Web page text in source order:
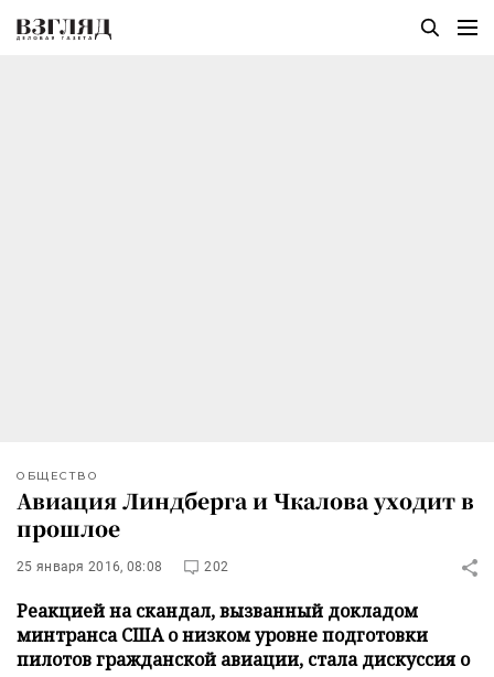
ОБЩЕСТВО
Авиация Линдберга и Чкалова уходит в
прошлое
25 января 2016, 08:08 202
Реакцией на скандал, вызванный докладом
минтранса США о низком уровне подготовки
пилотов гражданской авиации, стала дискуссия о